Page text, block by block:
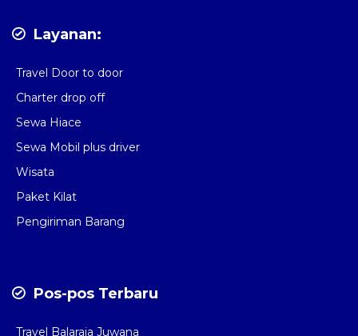
Layanan:
Travel Door to door
Charter drop off
Sewa Hiace
Sewa Mobil plus driver
Wisata
Paket Kilat
Pengiriman Barang
Pos-pos Terbaru
Travel Balaraja Juwana